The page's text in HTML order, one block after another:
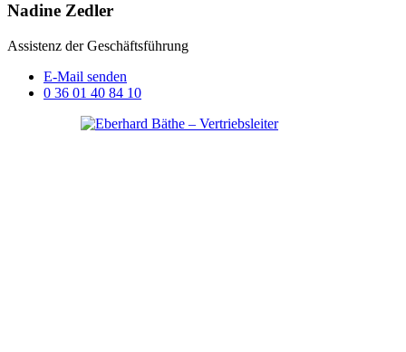
Nadine Zedler
Assistenz der Geschäftsführung
E-Mail senden
0 36 01 40 84 10